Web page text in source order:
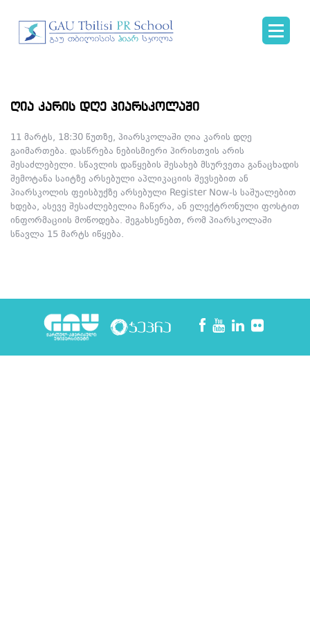
ღია კარის დღე პიარსკოლაში
11 მარტს, 18:30 წუთზე, პიარსკოლაში ღია კარის დღე
გაიმართება. დასწრება ნებისმიერი პირისთვის არის
შესაძლებელი. სწავლის დაწყების შესახებ მსურვეთა განაცხადის
შემოტანა საიტზე არსებული აპლიკაციის შევსებით ან
პიარსკოლის ფეისბუქზე არსებული Register Now-ს საშუალებით
ხდება, ასევე შესაძლებელია ჩაწერა, ან ელექტრონული ფოსტით
ინფორმაციის მოწოდება. შეგახსენებთ, რომ პიარსკოლაში
სწავლა 15 მარტს იწყება.